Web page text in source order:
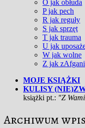
O jak obłuda
P jak pech
R jak reguły
S jak sprzęt
T jak trauma
U jak
W jak wolne
Z jak
MOJE KSIĄŻKI
KULISY
książki pt.: "Z
Archiwum